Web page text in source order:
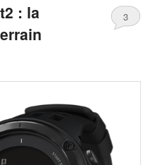
: la
3